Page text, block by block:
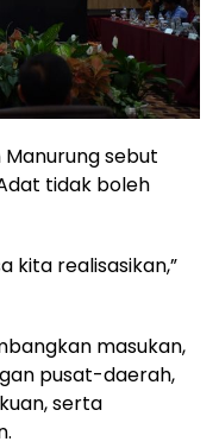
Manurung sebut
tidak boleh
kita realisasikan,”
masukan,
pusat-daerah,
serta